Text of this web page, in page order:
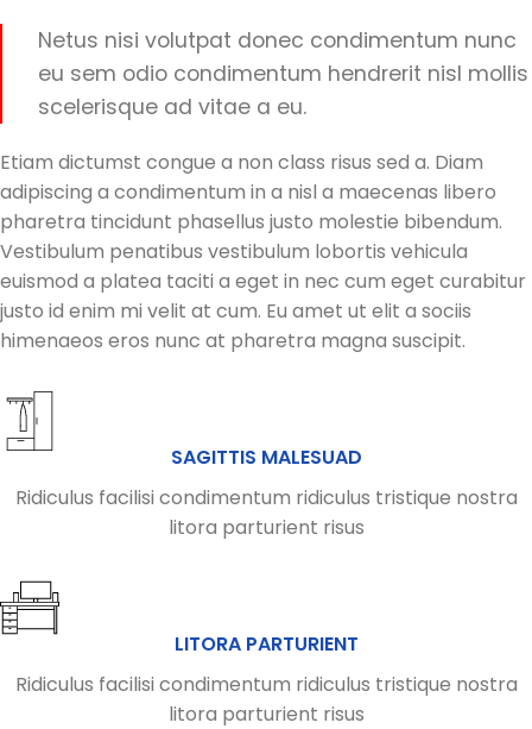
Netus nisi volutpat donec condimentum nunc
eu sem odio condimentum hendrerit nisl mollis
scelerisque ad vitae a eu.
Etiam dictumst congue a non class risus sed a. Diam
adipiscing a condimentum in a nisl a maecenas libero
pharetra tincidunt phasellus justo molestie bibendum.
Vestibulum penatibus vestibulum lobortis vehicula
euismod a platea taciti a eget in nec cum eget curabitur
justo id enim mi velit at cum. Eu amet ut elit a sociis
himenaeos eros nunc at pharetra magna suscipit.
SAGITTIS MALESUAD
Ridiculus facilisi condimentum ridiculus tristique nostra
litora parturient risus
LITORA PARTURIENT
Ridiculus facilisi condimentum ridiculus tristique nostra
litora parturient risus